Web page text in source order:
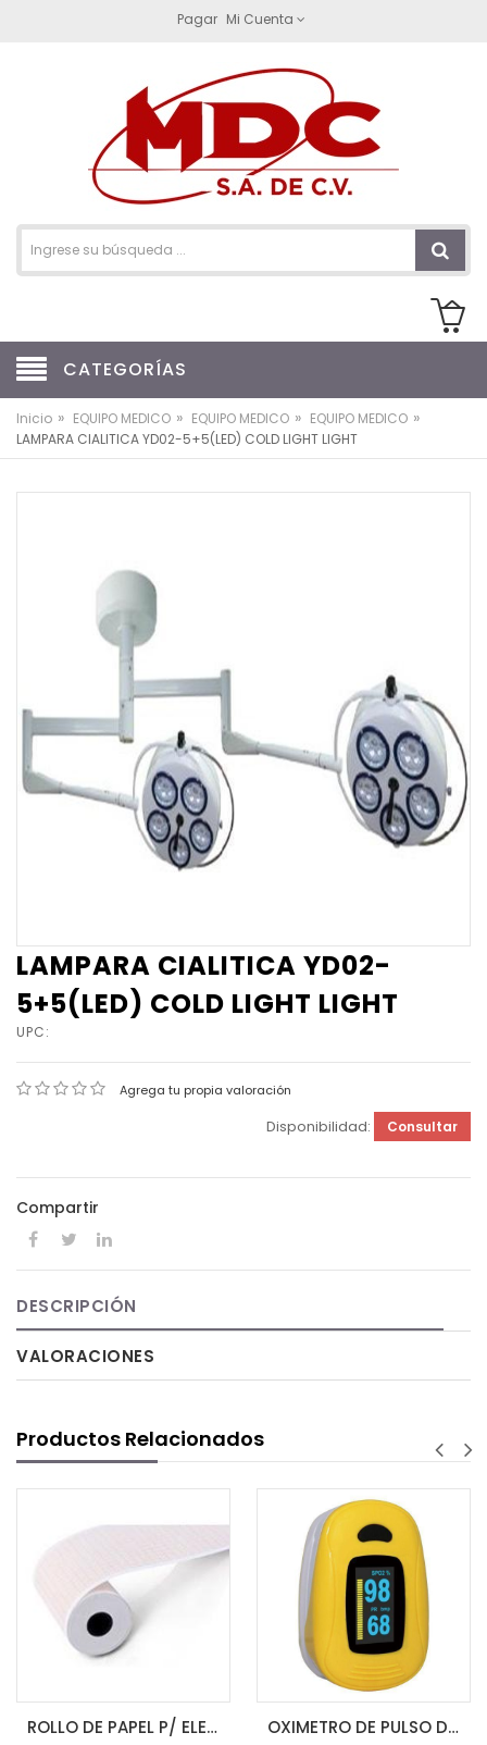
Pagar Mi Cuenta
CATEGORÍAS
Inicio » EQUIPO MEDICO » EQUIPO MEDICO » EQUIPO MEDICO »
LAMPARA CIALITICA YD02-5+5(LED) COLD LIGHT LIGHT
LAMPARA CIALITICA YD02-
5+5(LED) COLD LIGHT LIGHT
UPC:
Agrega tu propia valoración
Disponibilidad: Consultar
Compartir
DESCRIPCIÓN
VALORACIONES
Productos Relacionados
ROLLO DE PAPEL P/ ELECTROCARDIOGRAFO 80MM X 20MM 3 CH OXIMETRO DE PULSO DE DEDO A3 IPX1 ZONDAN